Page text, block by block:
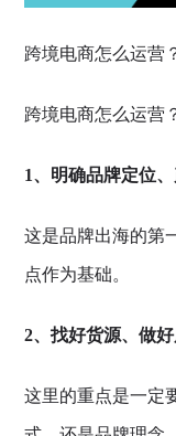
跨境电商怎么运营
跨境电商怎么运营
1、明确品牌定位
这是品牌出海的第
点作为基础。
2、找好货源、做
这里的重点是一定